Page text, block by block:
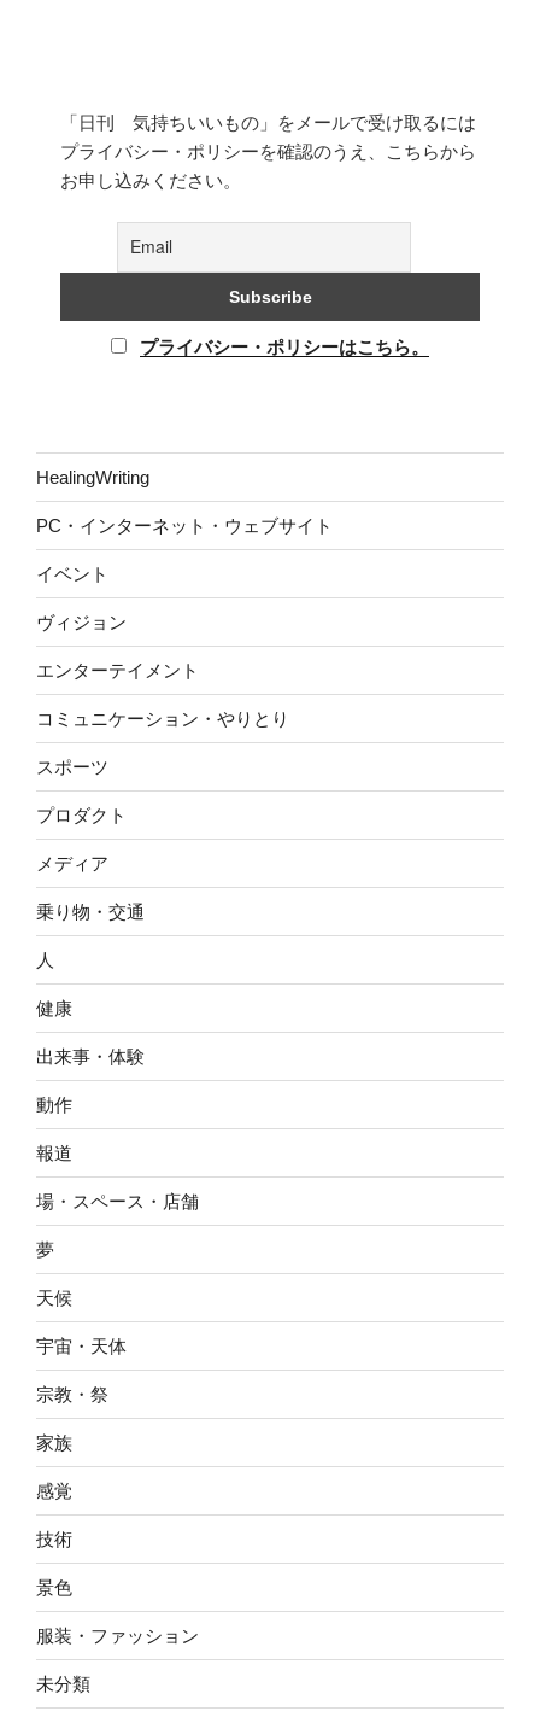
「日刊 気持ちいいもの」をメールで受け取るには
プライバシー・ポリシーを確認のうえ、こちらから
お申し込みください。
プライバシー・ポリシーはこちら。
HealingWriting
PC・インターネット・ウェブサイト
イベント
ヴィジョン
エンターテイメント
コミュニケーション・やりとり
スポーツ
プロダクト
メディア
乗り物・交通
人
健康
出来事・体験
動作
報道
場・スペース・店舗
夢
天候
宇宙・天体
宗教・祭
家族
感覚
技術
景色
服装・ファッション
未分類